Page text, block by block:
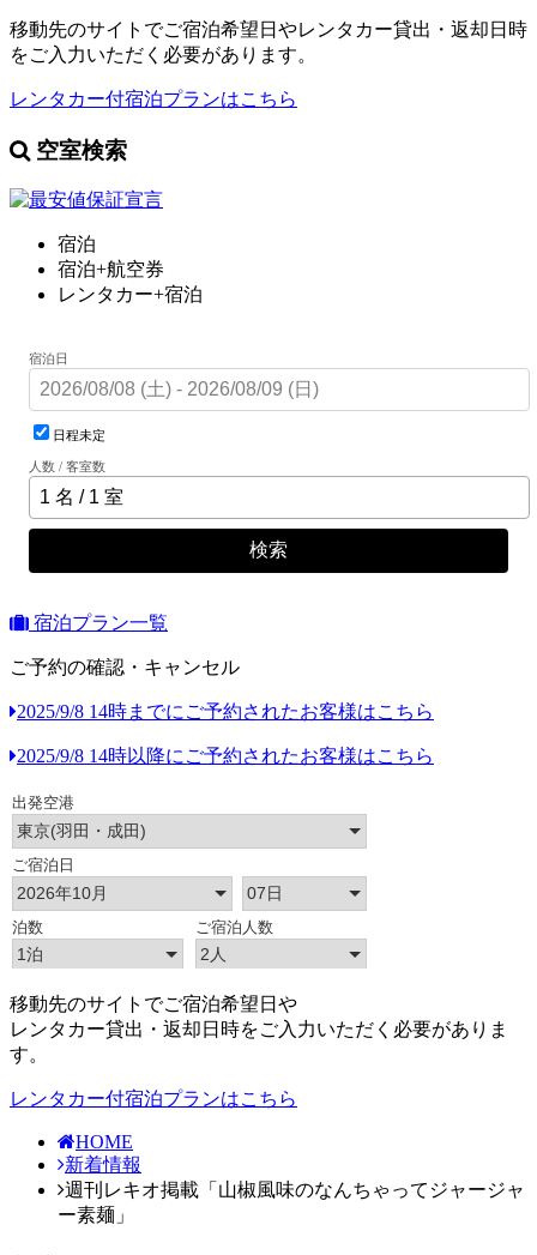
移動先のサイトでご宿泊希望日やレンタカー貸出・返却日時
をご入力いただく必要があります。
レンタカー付宿泊プランはこちら
空室検索
宿泊
宿泊+航空券
レンタカー+宿泊
宿泊日
日程未定
人数 / 客室数
検索
宿泊プラン一覧
ご予約の確認・キャンセル
2025/9/8 14時までにご予約されたお客様はこちら
2025/9/8 14時以降にご予約されたお客様はこちら
移動先のサイトでご宿泊希望日や
レンタカー貸出・返却日時をご入力いただく必要がありま
す。
レンタカー付宿泊プランはこちら
HOME
新着情報
週刊レキオ掲載「山椒風味のなんちゃってジャージャ
ー素麺」